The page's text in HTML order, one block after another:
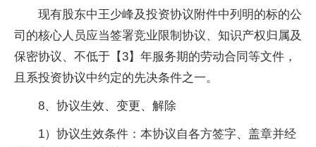
现有股东中王少峰及投资协议附件中列明的标的公
司的核心人员应当签署竞业限制协议、知识产权归属及
保密协议、不低于【3】年服务期的劳动合同等文件，
且系投资协议中约定的先决条件之一。
8、协议生效、变更、解除
1）协议生效条件：本协议自各方签字、盖章并经